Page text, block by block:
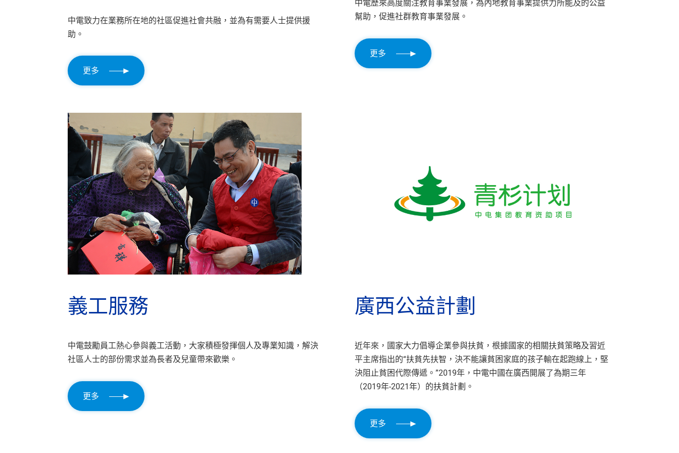
中電致力在業務所在地的社區促進社會共融，並為有需要人士提供援
助。
更多
中電歷來高度關注教育事業發展，為內地教育事業提供力所能及的公益
幫助，促進社群教育事業發展。
更多
義工服務
中電鼓勵員工熱心參與義工活動，大家積極發揮個人及專業知識，解決
社區人士的部份需求並為長者及兒童帶來歡樂。
更多
廣西公益計劃
近年來，國家大力倡導企業參與扶貧，根據國家的相關扶貧策略及習近
平主席指出的“扶貧先扶智，決不能讓貧困家庭的孩子輸在起跑線上，堅
決阻止貧困代際傳遞。”2019年，中電中國在廣西開展了為期三年
（2019年-2021年）的扶貧計劃。
更多